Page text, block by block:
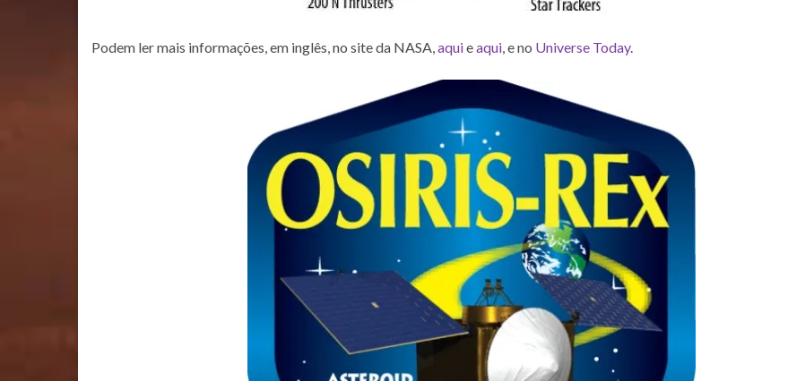
Podem ler mais informações, em inglês, no site da NASA,aquieaqui, e no Universe Today.